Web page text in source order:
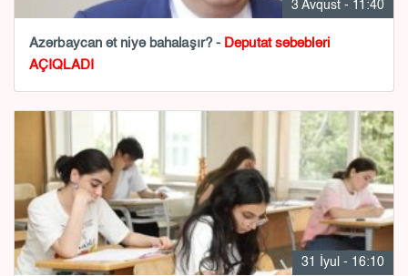
3 Avqust - 11:40
Azərbaycan ət niyə bahalaşır? - Deputat səbəbləri
AÇIQLADI
31 İyul - 16:10